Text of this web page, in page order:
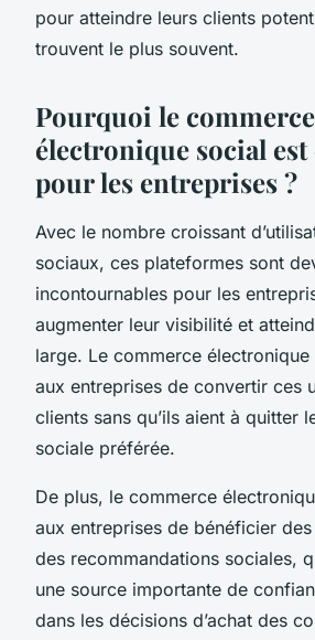
pour atteindre leurs clients
trouvent le plus souvent.
Pourquoi le commerce
électronique social
pour les entreprises ?
Avec le nombre croissant
sociaux, ces plateformes sont
incontournables pour les
augmenter leur visibilité et
large. Le commerce
aux entreprises de convertir ces
clients sans qu’ils aient à quitter
sociale préférée.
De plus, le commerce
aux entreprises de bénéficier
des recommandations sociales,
une source importante de
dans les décisions d’achat des